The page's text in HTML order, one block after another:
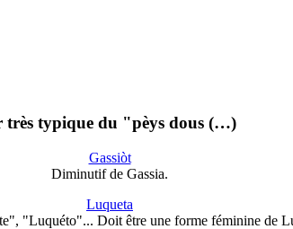
très typique du "pèys dous (…)
Gassiòt
Diminutif de Gassia.
Luqueta
"Luquéto"... Doit être une forme féminine de